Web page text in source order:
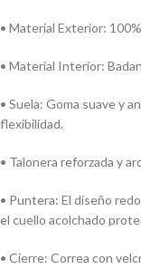
• Material Exterior:
• Material Interior:
• Suela: Goma suave y
flexibilidad.
• Talonera reforzada y
• Puntera: El diseño
el cuello acolchado
• Cierre: Correa con